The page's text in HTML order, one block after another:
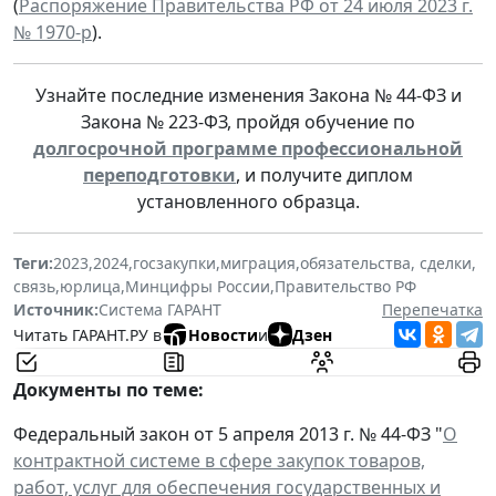
(Распоряжение Правительства РФ от 24 июля 2023 г.
№ 1970-р).
Узнайте последние изменения Закона № 44-ФЗ и
Закона № 223-ФЗ, пройдя обучение по
долгосрочной программе профессиональной
переподготовки, и получите диплом
установленного образца.
Теги:2023,2024,госзакупки,миграция,обязательства, сделки,
связь,юрлица,Минцифры России,Правительство РФ
Источник:Система ГАРАНТ
Перепечатка
Читать ГАРАНТ.РУ в
Новостии Дзен
Документы по теме:
Федеральный закон от 5 апреля 2013 г. № 44-ФЗ "О
контрактной системе в сфере закупок товаров,
работ, услуг для обеспечения государственных и